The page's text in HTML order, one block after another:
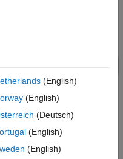
(English)
(English)
(Deutsch)
(English)
(English)